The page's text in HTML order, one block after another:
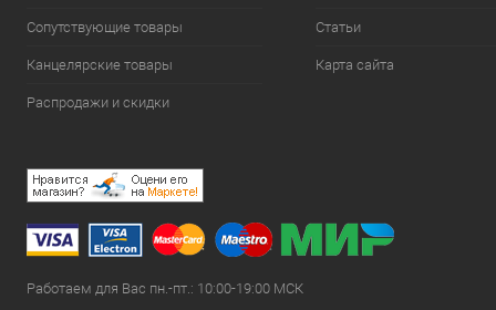
Сопутствующие товары
Канцелярские товары
Распродажи и скидки
Статьи
Карта сайта
Работаем для Вас пн.-пт.: 10:00-19:00 МСК